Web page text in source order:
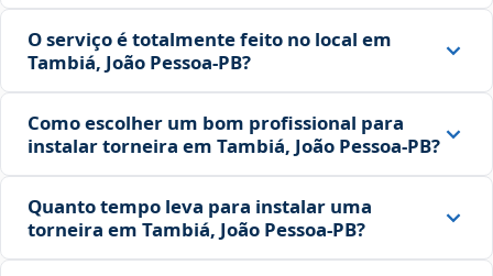
O serviço é totalmente feito no local em
Tambiá, João Pessoa‑PB?
Como escolher um bom profissional para
instalar torneira em Tambiá, João Pessoa‑PB?
Quanto tempo leva para instalar uma
torneira em Tambiá, João Pessoa‑PB?